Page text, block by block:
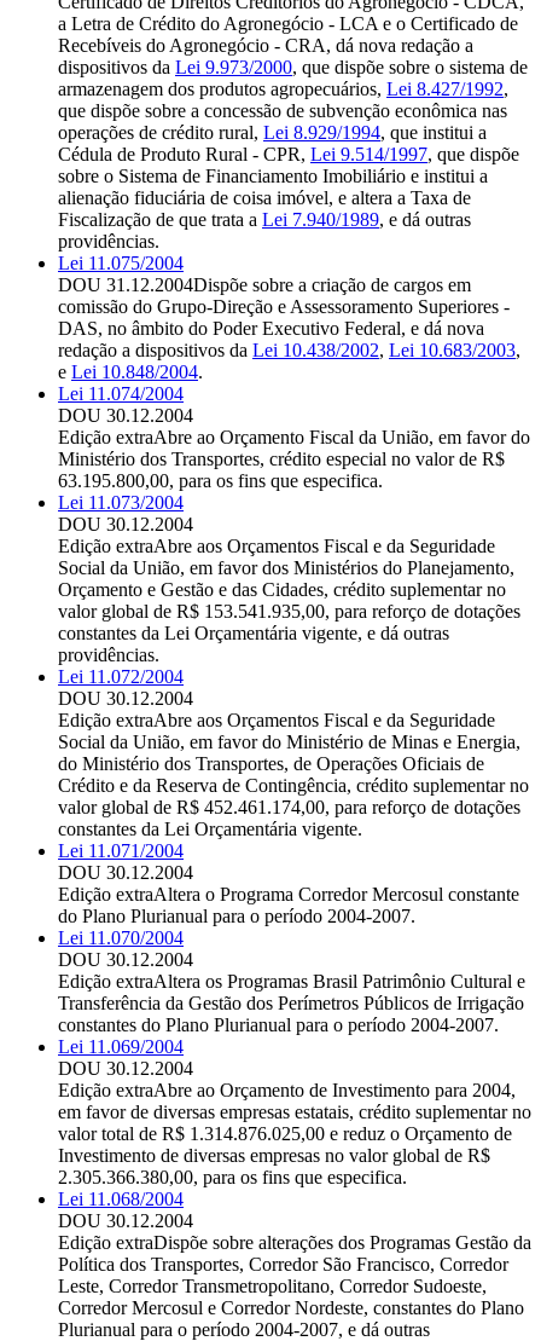
a Letra de Crédito do Agronegócio - LCA e o Certificado de
Recebíveis do Agronegócio - CRA, dá nova redação a
dispositivos da Lei 9.973/2000, que dispõe sobre o sistema de
armazenagem dos produtos agropecuários, Lei 8.427/1992,
que dispõe sobre a concessão de subvenção econômica nas
operações de crédito rural, Lei 8.929/1994, que institui a
Cédula de Produto Rural - CPR, Lei 9.514/1997, que dispõe
sobre o Sistema de Financiamento Imobiliário e institui a
alienação fiduciária de coisa imóvel, e altera a Taxa de
Fiscalização de que trata a Lei 7.940/1989, e dá outras
providências.
Lei 11.075/2004
DOU 31.12.2004Dispõe sobre a criação de cargos em
comissão do Grupo-Direção e Assessoramento Superiores -
DAS, no âmbito do Poder Executivo Federal, e dá nova
redação a dispositivos da Lei 10.438/2002, Lei 10.683/2003,
e Lei 10.848/2004.
Lei 11.074/2004
DOU 30.12.2004
Edição extraAbre ao Orçamento Fiscal da União, em favor do
Ministério dos Transportes, crédito especial no valor de R$
63.195.800,00, para os fins que especifica.
Lei 11.073/2004
DOU 30.12.2004
Edição extraAbre aos Orçamentos Fiscal e da Seguridade
Social da União, em favor dos Ministérios do Planejamento,
Orçamento e Gestão e das Cidades, crédito suplementar no
valor global de R$ 153.541.935,00, para reforço de dotações
constantes da Lei Orçamentária vigente, e dá outras
providências.
Lei 11.072/2004
DOU 30.12.2004
Edição extraAbre aos Orçamentos Fiscal e da Seguridade
Social da União, em favor do Ministério de Minas e Energia,
do Ministério dos Transportes, de Operações Oficiais de
Crédito e da Reserva de Contingência, crédito suplementar no
valor global de R$ 452.461.174,00, para reforço de dotações
constantes da Lei Orçamentária vigente.
Lei 11.071/2004
DOU 30.12.2004
Edição extraAltera o Programa Corredor Mercosul constante
do Plano Plurianual para o período 2004-2007.
Lei 11.070/2004
DOU 30.12.2004
Edição extraAltera os Programas Brasil Patrimônio Cultural e
Transferência da Gestão dos Perímetros Públicos de Irrigação
constantes do Plano Plurianual para o período 2004-2007.
Lei 11.069/2004
DOU 30.12.2004
Edição extraAbre ao Orçamento de Investimento para 2004,
em favor de diversas empresas estatais, crédito suplementar no
valor total de R$ 1.314.876.025,00 e reduz o Orçamento de
Investimento de diversas empresas no valor global de R$
2.305.366.380,00, para os fins que especifica.
Lei 11.068/2004
DOU 30.12.2004
Edição extraDispõe sobre alterações dos Programas Gestão da
Política dos Transportes, Corredor São Francisco, Corredor
Leste, Corredor Transmetropolitano, Corredor Sudoeste,
Corredor Mercosul e Corredor Nordeste, constantes do Plano
Plurianual para o período 2004-2007, e dá outras